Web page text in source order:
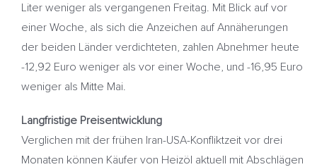
Liter weniger als vergangenen Freitag. Mit Blick auf vor
einer Woche, als sich die Anzeichen auf Annäherungen
der beiden Länder verdichteten, zahlen Abnehmer heute
-12,92 Euro weniger als vor einer Woche, und -16,95 Euro
weniger als Mitte Mai.
Langfristige Preisentwicklung
Verglichen mit der frühen Iran-USA-Konfliktzeit vor drei
Monaten können Käufer von Heizöl aktuell mit Abschlägen